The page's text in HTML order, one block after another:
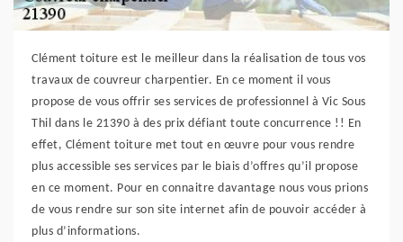
Clément toiture est le meilleur dans la réalisation de tous vos
travaux de couvreur charpentier. En ce moment il vous
propose de vous offrir ses services de professionnel à Vic Sous
Thil dans le 21390 à des prix défiant toute concurrence !! En
effet, Clément toiture met tout en œuvre pour vous rendre
plus accessible ses services par le biais d’offres qu’il propose
en ce moment. Pour en connaitre davantage nous vous prions
de vous rendre sur son site internet afin de pouvoir accéder à
plus d’informations.